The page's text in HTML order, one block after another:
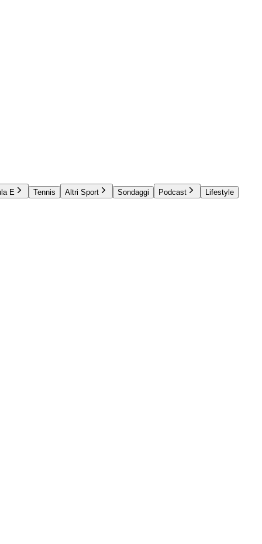
E Tennis Altri Sport Sondaggi Podcast
Lifestyle